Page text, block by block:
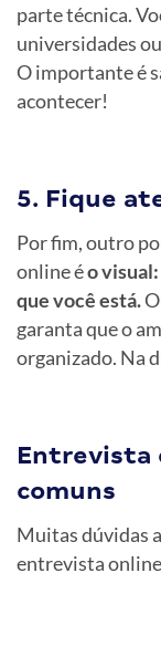
parte técnica.
universidades
O importante é
acontecer!
5. Fique
Por fim, outro
online éo
que você está.
garanta que o
organizado. Na
Entrevista
comuns
Muitas dúvidas
entrevista